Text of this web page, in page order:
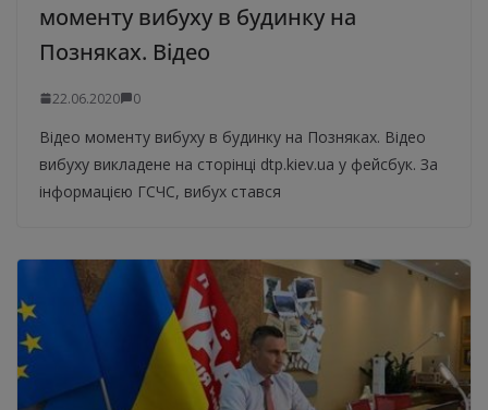
моменту вибуху в будинку на
Позняках. Відео
22.06.2020 0
Відео моменту вибуху в будинку на Позняках. Відео
вибуху викладене на сторінці dtp.kiev.ua у фейсбук. За
інформацією ГСЧС, вибух стався